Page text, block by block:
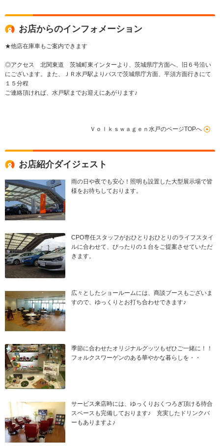
お店からのインフォメーション
★他店在庫車もご案内できます
◎アクセス 北関東道 茨城町東インターより、茨城県庁方面へ、旧６号沿い
にございます。また、ＪＲ水戸駅よりバスで茨城県庁方面、平須方面行きにて
１５分程
ご連絡頂ければ、水戸駅までお迎えにあがります♪
Ｖｏｌｋｓｗａｇｅｎ水戸のページTOPへ
お店紹介ダイジェスト
雨の日や夜でも安心！照明も設置した大型展示場で皆
様をお待ちしております。
CPO専任スタッフがおひとりおひとりのライフスタイ
ルに合わせて、ぴったりの１台をご提案させていただ
きます。
広々としたショールームには、商談ブースもございま
すので、ゆっくりとお打ち合わせできます♪
季節に合わせたオリジナルグッツもぜひご一緒に！！
フォルクスワーゲンのある華やかな暮らしを・・
サービス来店時には、ゆっくりおくつろぎ頂ける待合
スペースも完備しております♪ 充実したドリンクバ
ーもありますよ♪